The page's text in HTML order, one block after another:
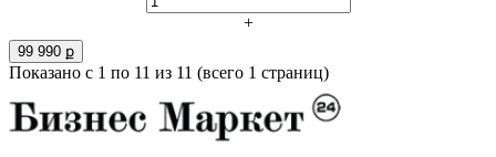
+
99 990 ք
Показано с 1 по 11 из 11 (всего 1 страниц)